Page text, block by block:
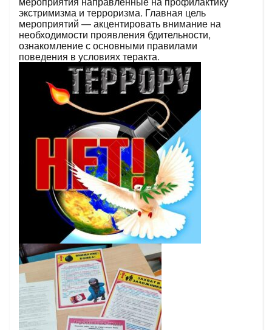
экстримизма и терроризма. Главная цель
мероприятий — акцентировать внимание на
необходимости проявления бдительности,
ознакомление с основными правилами
поведения в условиях теракта.